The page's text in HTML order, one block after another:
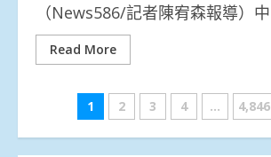
（News586/記者陳宥森報導）中
Read More
文
章
1 2 3 4 ... 4,846